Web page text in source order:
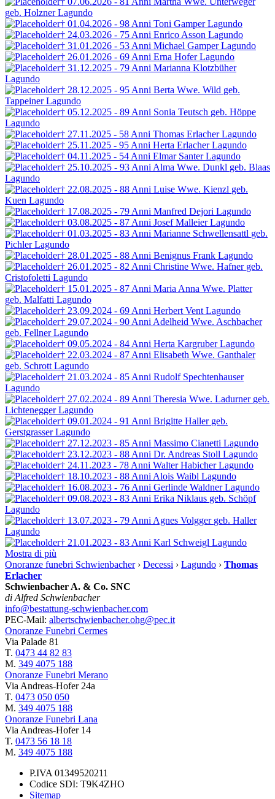
geb. HolznerLagundo
† 01.04.2026 - 98 Anni Toni GamperLagundo
† 24.03.2026 - 75 Anni Enrico Asson Lagundo
† 31.01.2026 - 53 Anni Michael GamperLagundo
† 26.01.2026 - 69 Anni Erna HoferLagundo
† 31.12.2025 - 79 Anni Marianna Klotzbüher
Lagundo
† 28.12.2025 - 95 Anni Berta Wwe. Wild geb.
TappeinerLagundo
† 05.12.2025 - 89 Anni Sonia Teutsch geb. Höppe
Lagundo
† 27.11.2025 - 58 Anni Thomas ErlacherLagundo
† 25.11.2025 - 95 Anni Herta ErlacherLagundo
† 04.11.2025 - 54 Anni Elmar SanterLagundo
† 25.10.2025 - 93 Anni Alma Wwe. Dunkl geb. Blaas
Lagundo
† 22.08.2025 - 88 Anni Luise Wwe. Kienzl geb.
Kuen Lagundo
† 17.08.2025 - 79 Anni Manfred Dejori Lagundo
† 03.08.2025 - 87 Anni Josef MalleierLagundo
† 01.03.2025 - 83 Anni Marianne Schwellensattl geb.
PichlerLagundo
† 28.01.2025 - 88 Anni Benignus Frank Lagundo
† 26.01.2025 - 82 Anni Christine Wwe. Hafner geb.
Cristofoletti Lagundo
† 15.01.2025 - 87 Anni Maria Anna Wwe. Platter
geb. Malfatti Lagundo
† 23.09.2024 - 69 Anni Herbert Vent Lagundo
† 29.07.2024 - 90 Anni Adelheid Wwe. Aschbacher
geb. FellnerLagundo
† 09.05.2024 - 84 Anni Herta KargruberLagundo
† 22.03.2024 - 87 Anni Elisabeth Wwe. Ganthaler
geb. Schrott Lagundo
† 21.03.2024 - 85 Anni Rudolf Spechtenhauser
Lagundo
† 27.02.2024 - 89 Anni Theresia Wwe. Ladurner geb.
LichteneggerLagundo
† 09.01.2024 - 91 Anni Brigitte Haller geb.
GerstgrasserLagundo
† 27.12.2023 - 85 Anni Massimo Cianetti Lagundo
† 23.12.2023 - 88 Anni Dr. Andreas Stoll Lagundo
† 24.11.2023 - 78 Anni Walter HabicherLagundo
† 18.10.2023 - 88 Anni Alois Waibl Lagundo
† 16.08.2023 - 76 Anni Gerlinde WaldnerLagundo
† 09.08.2023 - 83 Anni Erika Niklaus geb. Schöpf
Lagundo
† 13.07.2023 - 79 Anni Agnes Volgger geb. Haller
Lagundo
† 21.01.2023 - 83 Anni Karl Schweigl Lagundo
Mostra di più
Onoranze funebri Schwienbacher› Decessi › Lagundo › Thomas
Erlacher
Schwienbacher A. & Co. SNC
di Alfred Schwienbacher
info@bestattung-schwienbacher.com
PEC-Mail: albertschwienbacher.ohg@pec.it
Onoranze Funebri Cermes
Via Palade 81
T. 0473 44 82 83
M. 349 4075 188
Onoranze Funebri Merano
Via Andreas-Hofer 24a
T. 0473 050 050
M. 349 4075 188
Onoranze Funebri Lana
Via Andreas-Hofer 14
T. 0473 56 18 18
M. 349 4075 188
P.IVA 01349520211
Codice SDI: T9K4ZHO
Sitemap